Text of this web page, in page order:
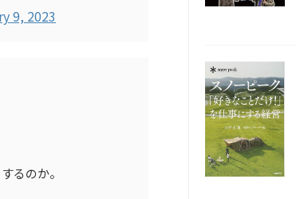
9, 2023
るのか。